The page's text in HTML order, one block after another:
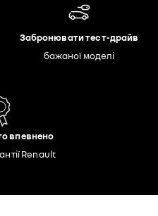
Забронювати тест-драйв
бажаної моделі
впевнено
Renault